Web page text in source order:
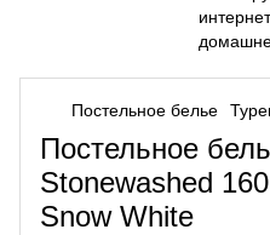
Постельное белье
Постельное
Stonewashed
Snow White